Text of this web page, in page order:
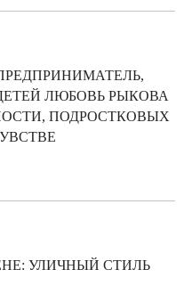
ЛЮБОВЬ РЫКОВА
ПОДРОСТКОВЫХ
УЛИЧНЫЙ СТИЛЬ